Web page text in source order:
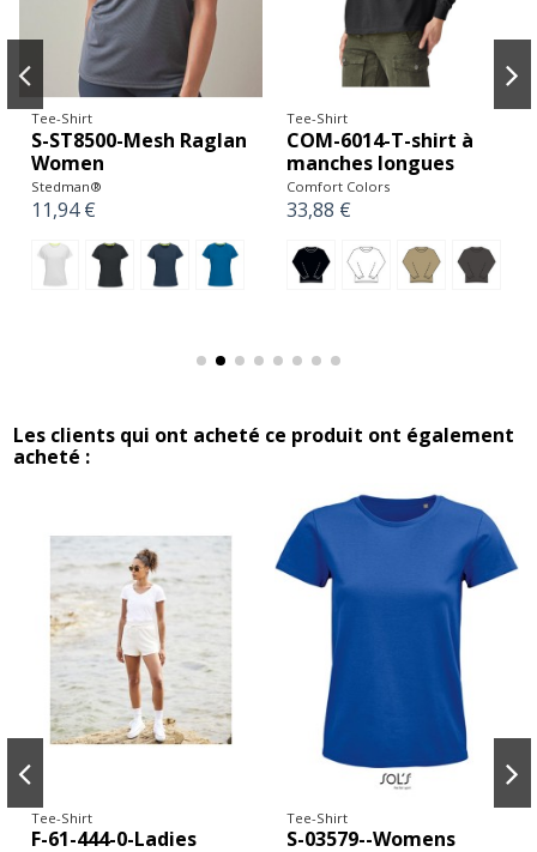
Tee-Shirt
S-ST8500-Mesh Raglan
Women
Stedman®
11,94 €
Tee-Shirt
COM-6014-T-shirt à
manches longues
Comfort Colors
33,88 €
Les clients qui ont acheté ce produit ont également
acheté :
Tee-Shirt
F-61-444-0-Ladies
Tee-Shirt
S-03579--Womens